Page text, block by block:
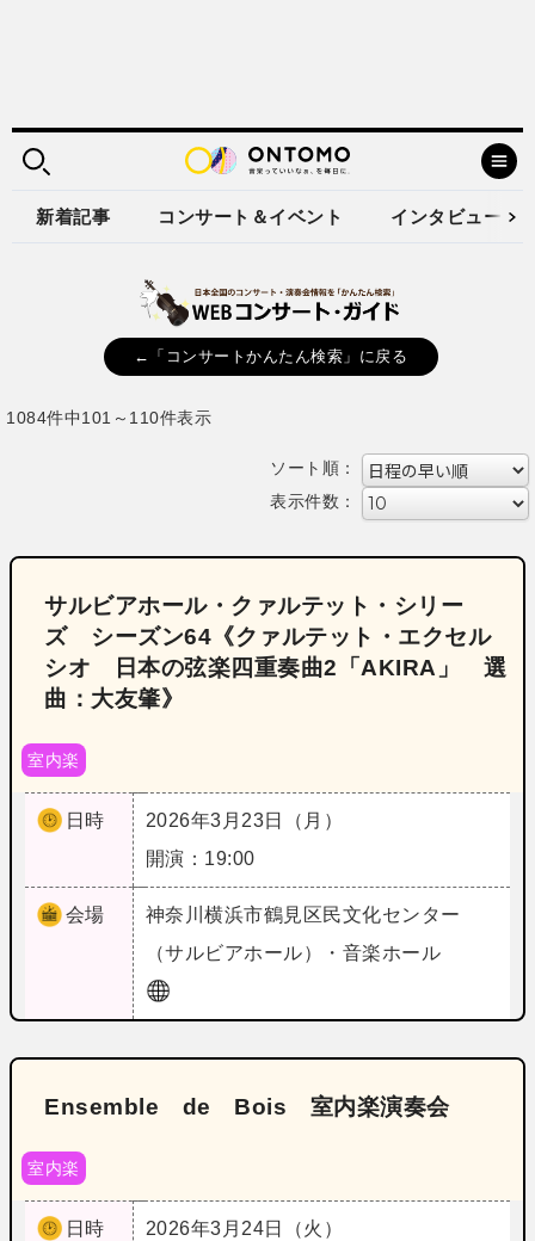
新着記事 コンサート＆イベント インタビュー
←「コンサートかんたん検索」に戻る
1084件中101～110件表示
ソート順：
表示件数：
サルビアホール・クァルテット・シリー
ズ シーズン64《クァルテット・エクセル
シオ 日本の弦楽四重奏曲2「AKIRA」 選
曲：大友肇》
室内楽
日時
2026年3月23日（月）
開演：19:00
会場 神奈川横浜市鶴見区民文化センター
（サルビアホール）・音楽ホール
Ensemble de Bois 室内楽演奏会
室内楽
日時
2026年3月24日（火）